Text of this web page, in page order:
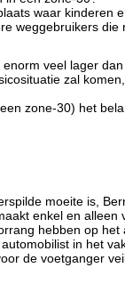
waar kinderen
weggebruikers die
veel lager
zal
zone-30) het
moeite is,
enkel en alleen
hebben op het
in het
de voetganger